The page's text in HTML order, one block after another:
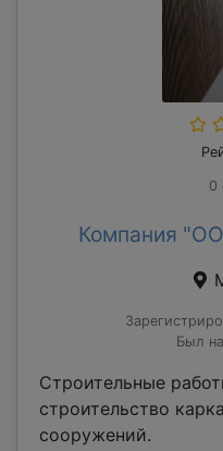
0
Компания
Был
Строительные
строительство
сооружений.